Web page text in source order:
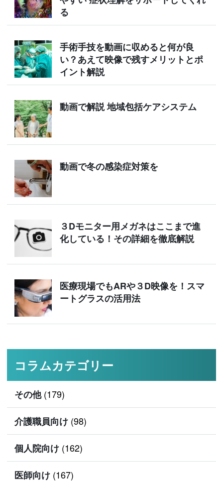
る
手術手技を動画に収めると何が良
い？あえて映像で残すメリットとポ
イント解説
動画で解説 地域包括ケアシステム
動画で冬の感染症対策を
３Dモニター用メガネはここまで進
化している！その詳細を徹底解説
医療現場でもARや３D映像を！スマ
ートグラスの活用法
コラムカテゴリー
その他(179)
介護職員向け (98)
個人院向け (162)
医師向け (167)